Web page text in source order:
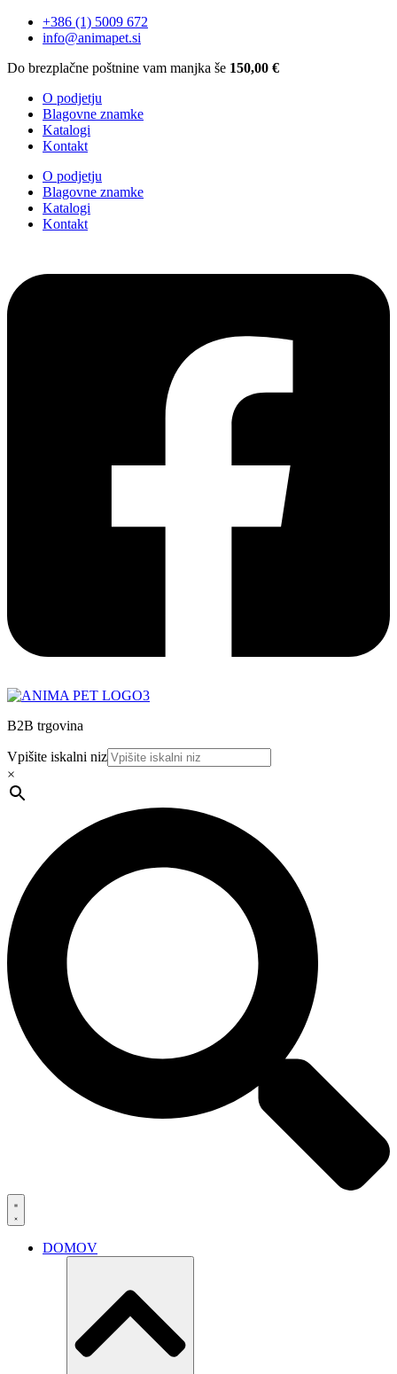
+386 (1) 5009 672
info@animapet.si
Do brezplačne poštnine vam manjka še 150,00 €
O podjetju
Blagovne znamke
Katalogi
Kontakt
O podjetju
Blagovne znamke
Katalogi
Kontakt
B2B trgovina
Vpišite iskalni niz
×
DOMOV